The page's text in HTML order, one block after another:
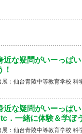
近な疑問がいーっぱ
！
展：仙台青陵中等教育学校 科
近な疑問がいーっぱ
．一緒に体験＆学ぼ
展：仙台青陵中等教育学校 科